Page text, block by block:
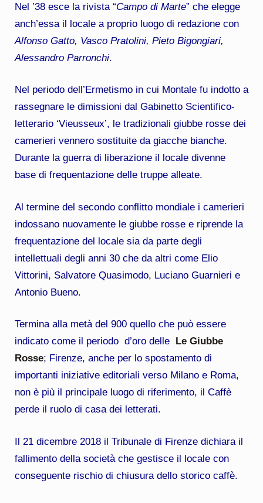
Nel ’38 esce la rivista “Campo di Marte” che elegge
anch’essa il locale a proprio luogo di redazione con
Alfonso Gatto, Vasco Pratolini, Pieto Bigongiari,
Alessandro Parronchi.
Nel periodo dell’Ermetismo in cui Montale fu indotto a
rassegnare le dimissioni dal Gabinetto Scientifico-
letterario ‘Vieusseux’, le tradizionali giubbe rosse dei
camerieri vennero sostituite da giacche bianche.
Durante la guerra di liberazione il locale divenne
base di frequentazione delle truppe alleate.
Al termine del secondo conflitto mondiale i camerieri
indossano nuovamente le giubbe rosse e riprende la
frequentazione del locale sia da parte degli
intellettuali degli anni 30 che da altri come Elio
Vittorini, Salvatore Quasimodo, Luciano Guarnieri e
Antonio Bueno.
Termina alla metà del 900 quello che può essere
indicato come il periodo d’oro delle
Le Giubbe
Rosse; Firenze, anche per lo spostamento di
importanti iniziative editoriali verso Milano e Roma,
non è più il principale luogo di riferimento, il Caffè
perde il ruolo di casa dei letterati.
Il 21 dicembre 2018 il Tribunale di Firenze dichiara il
fallimento della società che gestisce il locale con
conseguente rischio di chiusura dello storico caffè.